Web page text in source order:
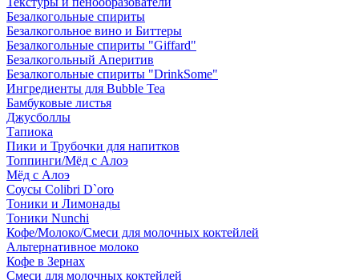
Безалкогольные спириты
Безалкогольное вино и Биттеры
Безалкогольные спириты "Giffard"
Безалкогольный Аперитив
Безалкогольные спириты "DrinkSome"
Ингредиенты для Bubble Tea
Бамбуковые листья
Джусболлы
Тапиока
Пики и Трубочки для напитков
Топпинги/Мёд с Алоэ
Мёд с Алоэ
Соусы Colibri D`oro
Тоники и Лимонады
Тоники Nunchi
Кофе/Молоко/Смеси для молочных коктейлей
Альтернативное молоко
Кофе в Зернах
Смеси для молочных коктейлей